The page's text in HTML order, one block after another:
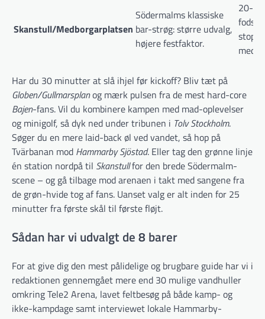
Skanstull/Medborgarplatsen
Södermalms klassiske
bar-strøg: større udvalg,
højere festfaktor.
20-
fods /
med
Har du 30 minutter at slå ihjel før kickoff? Bliv tæt på
Globen/Gullmarsplanog mærk pulsen fra de mest hard-core
Bajen-fans. Vil du kombinere kampen med mad-oplevelser
og minigolf, så dyk ned under tribunen i Tolv Stockholm.
Søger du en mere laid-back øl ved vandet, så hop på
Tvärbanan mod Hammarby Sjöstad. Eller tag den grønne linje
én station nordpå til Skanstullfor den brede Södermalm-
scene – og gå tilbage mod arenaen i takt med sangene fra
de grøn-hvide tog af fans. Uanset valg er alt inden for 25
minutter fra første skål til første fløjt.
Sådan har vi udvalgt de 8 barer
For at give dig den mest pålidelige og brugbare guide har vi i
redaktionen gennemgået mere end 30 mulige vandhuller
omkring Tele2 Arena, lavet feltbesøg på både kamp- og
ikke-kampdage samt interviewet lokale Hammarby-